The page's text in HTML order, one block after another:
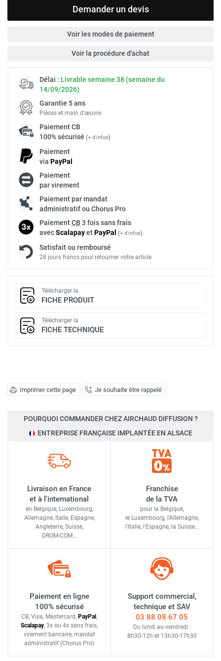
Imprimer cette page Je souhaite être rappelé
Demander un devis
Voir les modes de paiement
Voir la procédure d'achat
Délai : Livrable semaine 38 (semaine du
14/09/2026)
Garantie 5 ans
Pièces et main d’œuvre
PaiementCB
100% sécurisé (+ d'infos)
Paiement
via PayPal
Paiement
par virement
Paiement par mandat
administratif ou Chorus Pro
PaiementCB 3 fois sans frais
avecScalapayetPayPal (+ d'infos)
Satisfait ou remboursé
28 jours francs pour retourner votre article
Télécharger la
FICHE PRODUIT
Télécharger la
FICHE TECHNIQUE
POURQUOI COMMANDER CHEZ AIRCHAUD DIFFUSION ?
ENTREPRISE FRANÇAISE IMPLANTÉE EN ALSACE
Livraison en France
et à l'international
en Belgique, Luxembourg,
Allemagne, Italie, Espagne,
Angleterre, Suisse,
DROM-COM…
Franchise
de la TVA
pour la Belgique,
le Luxembourg, l'Allemagne,
l'Italie, l'Espagne, la Suisse…
Paiement en ligne
100% sécurisé
CB, Visa, Mastercard, PayPal ,
Scalapay, 3x ou 4x sans frais,
virement bancaire, mandat
administratif (Chorus Pro)
Support commercial,
technique et SAV
03 88 08 67 05
Du lundi au vendredi :
8h30-12h et 13h30-17h30